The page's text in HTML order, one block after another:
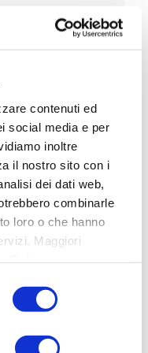
contenuti ed
social media e per
inoltre
il nostro sito con i
dei dati web,
combinarle
loro o che hanno
Maggiori
MODULO